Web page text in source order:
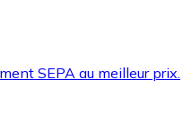
SEPA au meilleur prix.